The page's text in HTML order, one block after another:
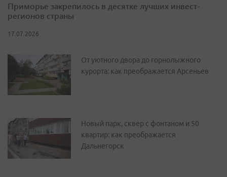
Приморье закрепилось в десятке лучших инвест-
регионов страны
17.07.2026
От уютного двора до горнолыжного
курорта: как преображается Арсеньев
Новый парк, сквер с фонтаном и 50
квартир: как преображается
Дальнегорск